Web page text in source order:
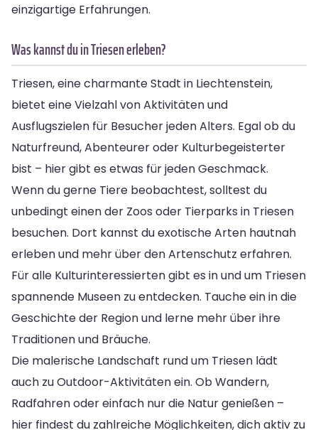
einzigartige Erfahrungen.
Was kannst du in Triesen erleben?
Triesen, eine charmante Stadt in Liechtenstein,
bietet eine Vielzahl von Aktivitäten und
Ausflugszielen für Besucher jeden Alters. Egal ob du
Naturfreund, Abenteurer oder Kulturbegeisterter
bist – hier gibt es etwas für jeden Geschmack.
Wenn du gerne Tiere beobachtest, solltest du
unbedingt einen der Zoos oder Tierparks in Triesen
besuchen. Dort kannst du exotische Arten hautnah
erleben und mehr über den Artenschutz erfahren.
Für alle Kulturinteressierten gibt es in und um Triesen
spannende Museen zu entdecken. Tauche ein in die
Geschichte der Region und lerne mehr über ihre
Traditionen und Bräuche.
Die malerische Landschaft rund um Triesen lädt
auch zu Outdoor-Aktivitäten ein. Ob Wandern,
Radfahren oder einfach nur die Natur genießen –
hier findest du zahlreiche Möglichkeiten, dich aktiv zu